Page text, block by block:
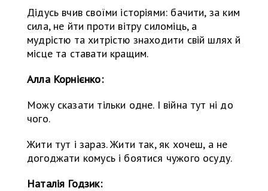
Дідусь вчив своїми історіями: бачити, за ким
сила, не йти проти вітру силоміць, а
мудрістю та хитрістю знаходити свій шлях й
місце та ставати кращим.
Алла Корнієнко:
Можу сказати тільки одне. І війна тут ні до
чого.
Жити тут і зараз. Жити так, як хочеш, а не
догоджати комусь і боятися чужого осуду.
Наталія Годзик: